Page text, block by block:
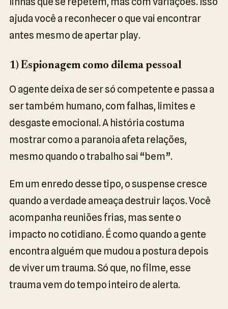
ajuda você a reconhecer o que vai encontrar
antes mesmo de apertar play.
1) Espionagem como dilema pessoal
O agente deixa de ser só competente e passa a
ser também humano, com falhas, limites e
desgaste emocional. A história costuma
mostrar como a paranoia afeta relações,
mesmo quando o trabalho sai “bem”.
Em um enredo desse tipo, o suspense cresce
quando a verdade ameaça destruir laços. Você
acompanha reuniões frias, mas sente o
impacto no cotidiano. É como quando a gente
encontra alguém que mudou a postura depois
de viver um trauma. Só que, no filme, esse
trauma vem do tempo inteiro de alerta.